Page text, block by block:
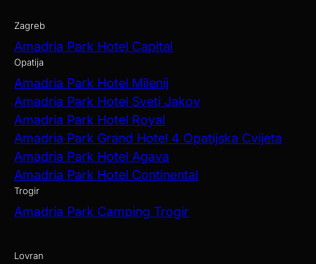
Zagreb
Amadria Park Hotel Capital
Opatija
Amadria Park Hotel Milenij
Amadria Park Hotel Sveti Jakov
Amadria Park Hotel Royal
Amadria Park Grand Hotel 4 Opatijska Cvijeta
Amadria Park Hotel Agava
Amadria Park Hotel Continental
Trogir
Amadria Park Camping Trogir
Lovran